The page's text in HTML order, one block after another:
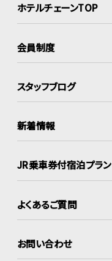
ホテルチェーンTOP
会員制度
スタッフブログ
新着情報
JR乗車券付宿泊プラン
よくあるご質問
お問い合わせ